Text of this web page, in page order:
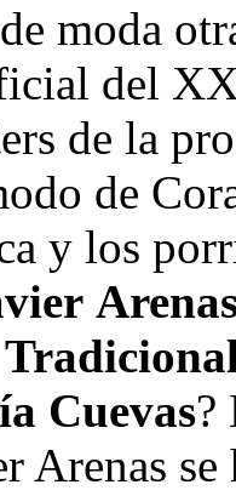
moda
del
de la
de
y los
Cuevas?
Arenas